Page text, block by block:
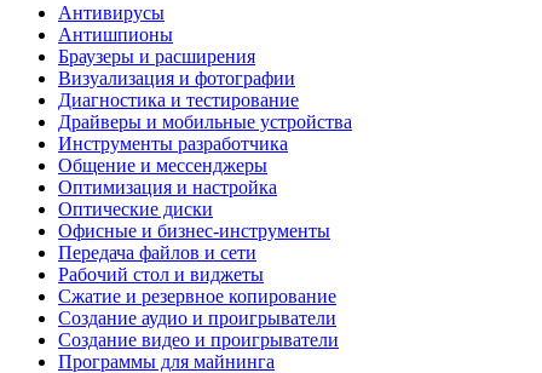
Антивирусы
Антишпионы
Браузеры и расширения
Визуализация и фотографии
Диагностика и тестирование
Драйверы и мобильные устройства
Инструменты разработчика
Общение и мессенджеры
Оптимизация и настройка
Оптические диски
Офисные и бизнес-инструменты
Передача файлов и сети
Рабочий стол и виджеты
Сжатие и резервное копирование
Создание аудио и проигрыватели
Создание видео и проигрыватели
Программы для майнинга